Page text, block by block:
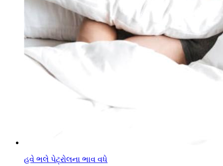
હવે ભલે પેટ્રોલના ભાવ વધે